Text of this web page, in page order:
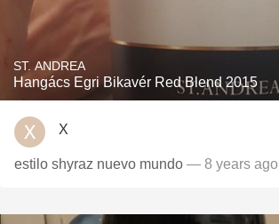
ST. ANDREA
Hangács Egri Bikavér Red Blend 2015
X
estilo shyraz nuevo mundo — 8 years ago